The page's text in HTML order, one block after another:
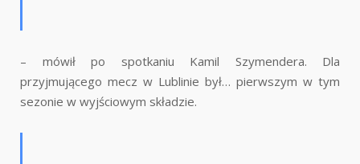
– mówił po spotkaniu Kamil Szymendera. Dla
przyjmującego mecz w Lublinie był… pierwszym w tym
sezonie w wyjściowym składzie.